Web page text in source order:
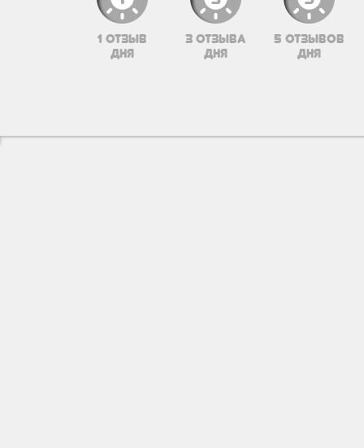
1 отзыв
дня
3 отзыва
дня
5 отзывов
дня